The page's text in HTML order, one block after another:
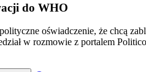
do WHO
oświadczenie, że chcą
w rozmowie z portalem